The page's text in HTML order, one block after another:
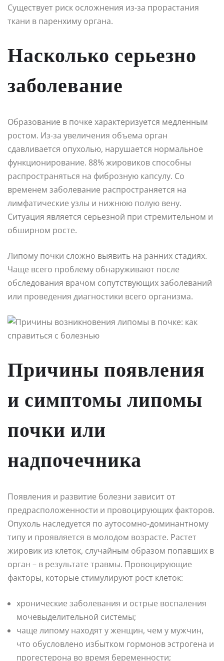
Существует риск осложнения из-за прорастания
ткани в паренхиму органа.
Насколько серьезно
заболевание
Образование в почке характеризуется медленным
ростом. Из-за увеличения объема орган
сдавливается опухолью, нарушается нормальное
функционирование. 88% жировиков способны
распространяться на фиброзную капсулу. Со
временем заболевание распространяется на
лимфатические узлы и нижнюю полую вену.
Ситуация является серьезной при стремительном и
обширном росте.
Липому почки сложно выявить на ранних стадиях.
Чаще всего проблему обнаруживают после
обследования врачом сопутствующих заболеваний
или проведения диагностики всего организма.
Причины появления
и симптомы липомы
почки или
надпочечника
Появления и развитие болезни зависит от
предрасположенности и провоцирующих факторов.
Опухоль наследуется по аутосомно-доминантному
типу и проявляется в молодом возрасте. Растет
жировик из клеток, случайным образом попавших в
орган – в результате травмы. Провоцирующие
факторы, которые стимулируют рост клеток:
хронические заболевания и острые воспаления
мочевыделительной системы;
чаще липому находят у женщин, чем у мужчин,
что обусловлено избытком гормонов эстрогена и
прогестерона во время беременности;